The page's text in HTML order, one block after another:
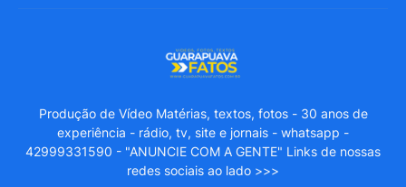
Produção de Vídeo Matérias, textos, fotos - 30 anos de
experiência - rádio, tv, site e jornais - whatsapp -
42999331590 - "ANUNCIE COM A GENTE" Links de nossas
redes sociais ao lado >>>